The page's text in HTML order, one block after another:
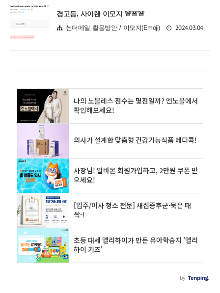
경고등, 사이렌 이모지 🚨🚨🚨
썬더메일 활용방안 / 이모지(Emoji) 2024.03.04